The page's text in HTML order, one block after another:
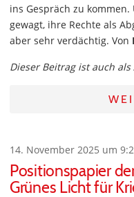
ins Gespräch zu
gewagt, ihre Rechte als
aber sehr verdächtig. Von
Dieser Beitrag ist auch
14. November 2025 um
Positionspapier
Grünes Licht für